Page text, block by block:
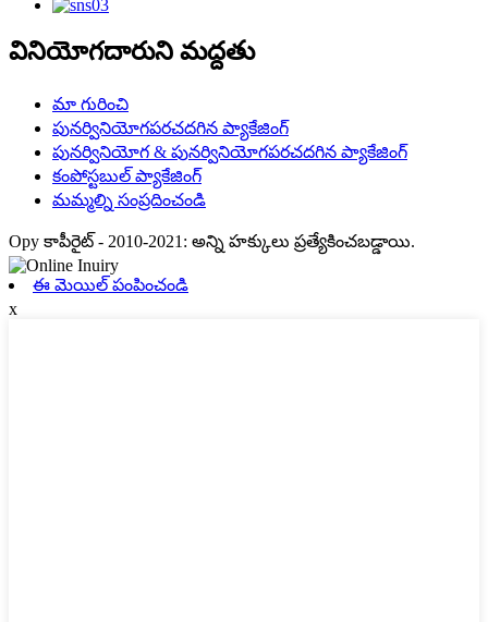
వినియోగదారుని మద్దతు
మా గురించి
పునర్వినియోగపరచదగిన ప్యాకేజింగ్
పునర్వినియోగ & పునర్వినియోగపరచదగిన ప్యాకేజింగ్
కంపోస్టబుల్ ప్యాకేజింగ్
మమ్మల్ని సంప్రదించండి
Opy కాపీరైట్ - 2010-2021: అన్ని హక్కులు ప్రత్యేకించబడ్డాయి.
ఈ మెయిల్ పంపించండి
x